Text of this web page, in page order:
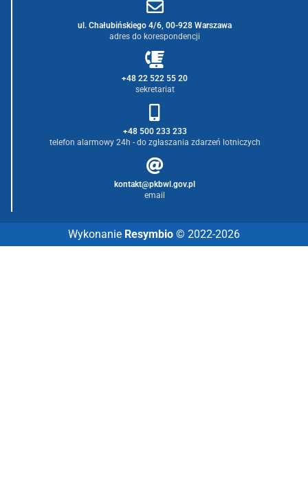
ul. Chałubińskiego 4/6, 00-928 Warszawa
adres do korespondencji
+48 22 522 55 20
sekretariat
+48 500 233 233
telefon alarmowy 24h - do zgłaszania zdarzeń lotniczych
kontakt@pkbwl.gov.pl
email
Wykonanie Resymbio © 2022-2026